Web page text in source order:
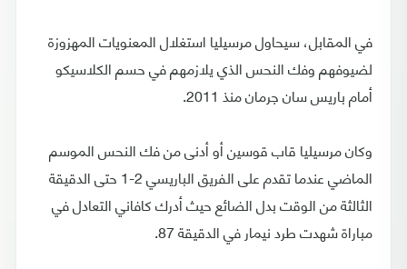
في المقابل، سيحاول مرسيليا استغلال المعنويات المهزوزة
لضيوفهم وفك النحس الذي يلازمهم في حسم الكلاسيكو
أمام باريس سان جرمان منذ 2011.
وكان مرسيليا قاب قوسين أو أدنى من فك النحس الموسم
الماضي عندما تقدم على الفريق الباريسي 2-1 حتى الدقيقة
الثالثة من الوقت بدل الضائع حيث أدرك كافاني التعادل في
مباراة شهدت طرد نيمار في الدقيقة 87.